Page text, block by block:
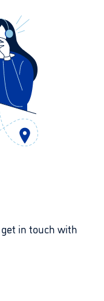
in touch with